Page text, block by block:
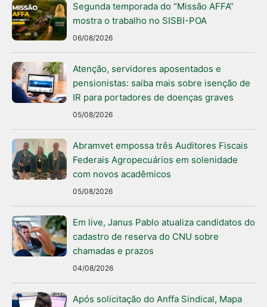
Segunda temporada do “Missão AFFA”
mostra o trabalho no SISBI-POA
06/08/2026
Atenção, servidores aposentados e
pensionistas: saiba mais sobre isenção de
IR para portadores de doenças graves
05/08/2026
Abramvet empossa três Auditores Fiscais
Federais Agropecuários em solenidade
com novos acadêmicos
05/08/2026
Em live, Janus Pablo atualiza candidatos do
cadastro de reserva do CNU sobre
chamadas e prazos
04/08/2026
Após solicitação do Anffa Sindical, Mapa